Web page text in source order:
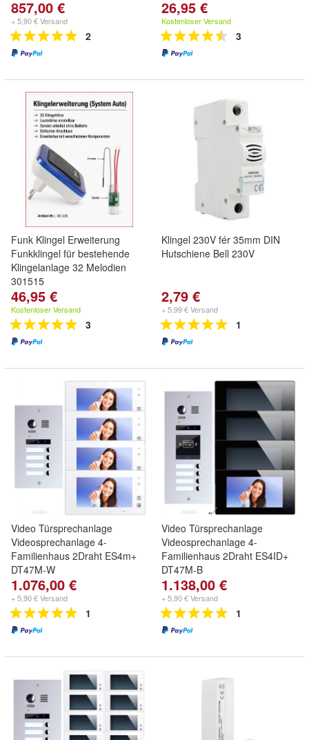
857,00 €
+ 5,90 € Versand
2
26,95 €
Kostenloser Versand
3
Funk Klingel Erweiterung
Funkklingel für bestehende
Klingelanlage 32 Melodien
301515
erweitern Sie Ihre bestehende
Klingel per Funk Gong
46,95 €
Kostenloser Versand
3
Klingel 230V fér 35mm DIN
Hutschiene Bell 230V
2,79 €
+ 5,99 € Versand
1
Video Türsprechanlage
Videosprechanlage 4-
Familienhaus 2Draht ES4m+
DT47M-W
1.076,00 €
+ 5,90 € Versand
1
Video Türsprechanlage
Videosprechanlage 4-
Familienhaus 2Draht ES4ID+
DT47M-B
1.138,00 €
+ 5,90 € Versand
1